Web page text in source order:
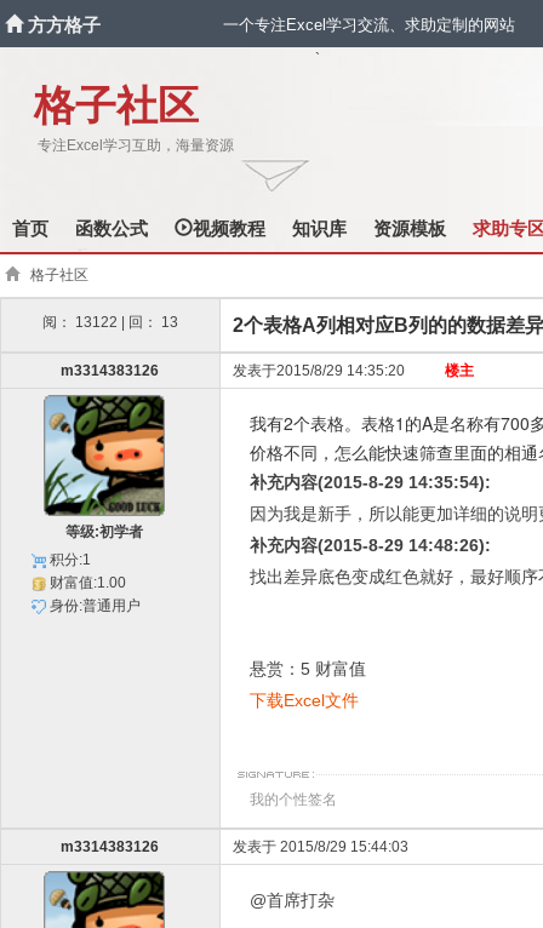
方方格子 一个专注Excel学习交流、求助定制的网站
格子社区
专注Excel学习互助，海量资源
`
首页 函数公式 视频教程 知识库 资源模板 求助专
格子社区
阅： 13122 | 回： 13 2个表格A列相对应B列的的数据差异
m3314383126 发表于2015/8/29 14:35:20 楼主
等级:初学者
积分:1
财富值:1.00
身份:普通用户
我有2个表格。表格1的A是名称有700
价格不同，怎么能快速筛查里面的相
补充内容(2015-8-29 14:35:54):
因为我是新手，所以能更加详细的说明
补充内容(2015-8-29 14:48:26):
找出差异底色变成红色就好，最好顺
悬赏：5 财富值
下载Excel文件
我的个性签名
m3314383126 发表于 2015/8/29 15:44:03
@首席打杂